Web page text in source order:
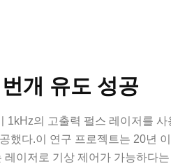
개 유도 성공
1kHz의 고출력 펄스 레이저를 사
했다.이 연구 프로젝트는 20년
레이저로 기상 제어가 가능하다는